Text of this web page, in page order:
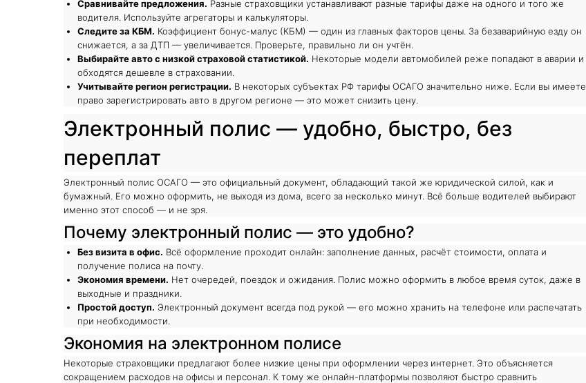
Сравнивайте предложения. Разные страховщики устанавливают разные тарифы даже на одного и того же
водителя. Используйте агрегаторы и калькуляторы.
Следите за КБМ. Коэффициент бонус-малус (КБМ) — один из главных факторов цены. За безаварийную езду он
снижается, а за ДТП — увеличивается. Проверьте, правильно ли он учтён.
Выбирайте авто с низкой страховой статистикой. Некоторые модели автомобилей реже попадают в аварии и
обходятся дешевле в страховании.
Учитывайте регион регистрации. В некоторых субъектах РФ тарифы ОСАГО значительно ниже. Если вы имеете
право зарегистрировать авто в другом регионе — это может снизить цену.
Электронный полис — удобно, быстро, без
переплат
Электронный полис ОСАГО — это официальный документ, обладающий такой же юридической силой, как и
бумажный. Его можно оформить, не выходя из дома, всего за несколько минут. Всё больше водителей выбирают
именно этот способ — и не зря.
Почему электронный полис — это удобно?
Без визита в офис. Всё оформление проходит онлайн: заполнение данных, расчёт стоимости, оплата и
получение полиса на почту.
Экономия времени. Нет очередей, поездок и ожидания. Полис можно оформить в любое время суток, даже в
выходные и праздники.
Простой доступ. Электронный документ всегда под рукой — его можно хранить на телефоне или распечатать
при необходимости.
Экономия на электронном полисе
Некоторые страховщики предлагают более низкие цены при оформлении через интернет. Это объясняется
сокращением расходов на офисы и персонал. К тому же онлайн-платформы позволяют быстро сравнить